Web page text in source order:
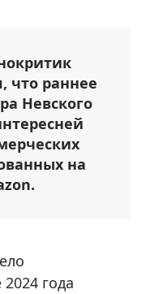
что раннее
Невского
на
года